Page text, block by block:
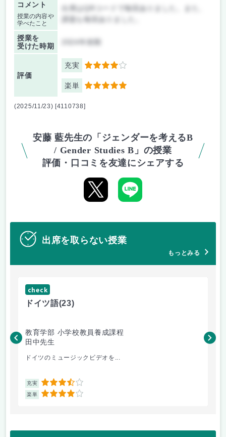
コメント
授業の内容や
学べたこと
出席はQRコードで毎回ありました。また、
課題も毎回ありました。
授業を
受けた時期
評価
充実 4
楽単 5
(2025/11/23) [4110738]
安藤 藍先生の「ジェンダーを考えるB
/ Gender Studies B」の授業
評価・口コミを友達にシェアする
出席を取らない授業
もっとみる
check
ドイツ語(23)
教育学部 小学校教員養成課程
田中先生
ドイツのミュージックビデオを...
充実 3.5
楽単 4
内